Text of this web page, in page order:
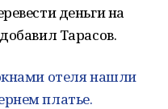
деньги на
Тарасов.
отеля нашли
платье.